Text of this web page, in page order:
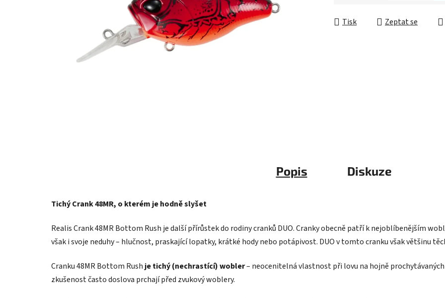
Tisk Zeptat se
Popis Diskuze
Tichý Crank 48MR, o kterém je hodně slyšet
Realis Crank 48MR Bottom Rush je další přírůstek do rodiny cranků DUO. Cranky obecně patří k nejoblíbenějším
však i svoje neduhy – hlučnost, praskající lopatky, krátké hody nebo potápivost. DUO v tomto cranku však většinu
Cranku 48MR Bottom Rush je tichý (nechrastící) wobler– neocenitelná vlastnost při lovu na hojně
zkušenost často doslova prchají před zvukový woblery.